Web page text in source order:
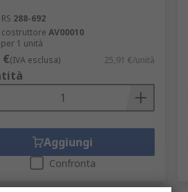
288-692
costruttore AV00010
1 unità
€(IVA esclusa) 25,91 €/unità
Aggiungi
Confronta